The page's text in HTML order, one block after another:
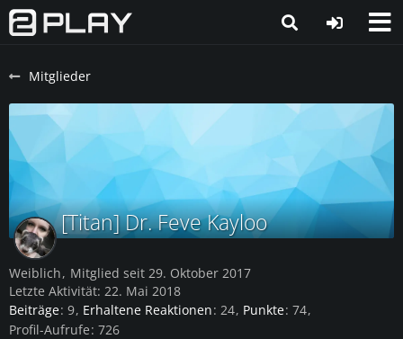
Mitglieder
[Titan] Dr. Feve Kayloo
Weiblich
Mitglied seit 29. Oktober 2017
Letzte Aktivität: 22. Mai 2018
Beiträge 9 Erhaltene Reaktionen 24 Punkte 74
Profil-Aufrufe 726